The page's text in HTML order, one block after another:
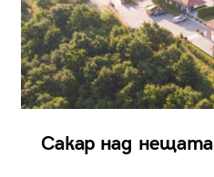
Сакар над нещата